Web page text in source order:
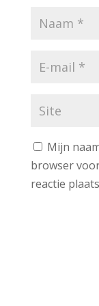
Mijn
browser
reactie